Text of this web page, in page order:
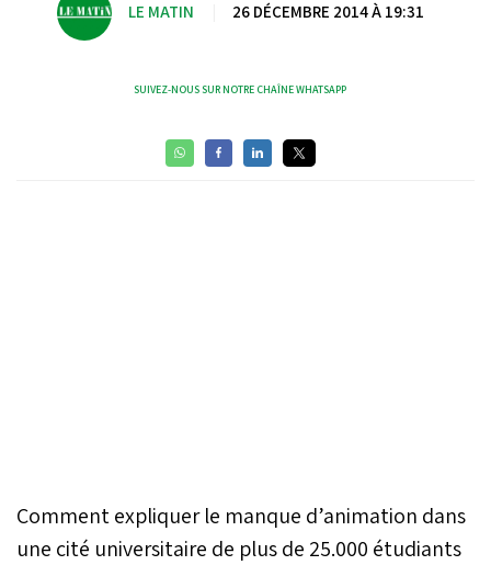
LE MATIN 26 DÉCEMBRE 2014 À 19:31
SUIVEZ-NOUS SUR NOTRE CHAÎNE WHATSAPP
Comment expliquer le manque d’animation dans
une cité universitaire de plus de 25.000 étudiants